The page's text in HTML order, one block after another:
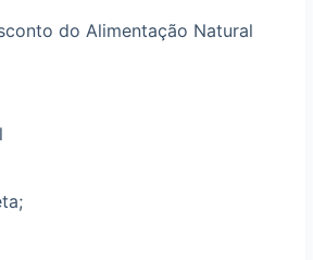
do Alimentação Natural